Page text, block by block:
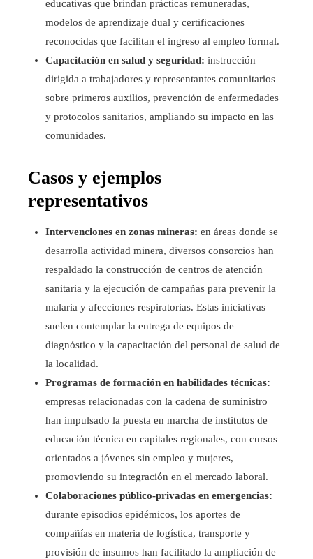
educativas que brindan prácticas remuneradas,
modelos de aprendizaje dual y certificaciones
reconocidas que facilitan el ingreso al empleo formal.
Capacitación en salud y seguridad: instrucción
dirigida a trabajadores y representantes comunitarios
sobre primeros auxilios, prevención de enfermedades
y protocolos sanitarios, ampliando su impacto en las
comunidades.
Casos y ejemplos
representativos
Intervenciones en zonas mineras: en áreas donde se
desarrolla actividad minera, diversos consorcios han
respaldado la construcción de centros de atención
sanitaria y la ejecución de campañas para prevenir la
malaria y afecciones respiratorias. Estas iniciativas
suelen contemplar la entrega de equipos de
diagnóstico y la capacitación del personal de salud de
la localidad.
Programas de formación en habilidades técnicas:
empresas relacionadas con la cadena de suministro
han impulsado la puesta en marcha de institutos de
educación técnica en capitales regionales, con cursos
orientados a jóvenes sin empleo y mujeres,
promoviendo su integración en el mercado laboral.
Colaboraciones público-privadas en emergencias:
durante episodios epidémicos, los aportes de
compañías en materia de logística, transporte y
provisión de insumos han facilitado la ampliación de